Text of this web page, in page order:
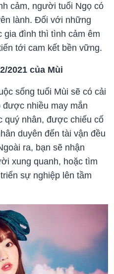
cảm, người tuổi Ngọ có
lành. Đối với những
gia đình thì tình cảm êm
tới cam kết bền vững.
2021 của Mùi
sống tuổi Mùi sẽ có cải
được nhiều may mắn
quý nhân, được chiếu cố
duyên đến tài vận đều
ra, bạn sẽ nhận
xung quanh, hoặc tìm
sự nghiệp lên tầm